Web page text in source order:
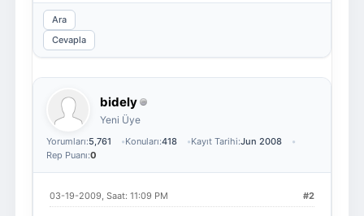
Ara
Cevapla
bidely
Yeni Üye
Yorumları:5,761 Konuları:418 Kayıt Tarihi:Jun 2008
Rep Puanı:0
#2
03-19-2009, Saat: 11:09 PM